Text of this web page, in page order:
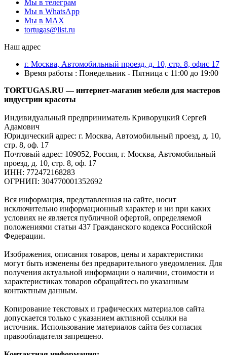
Мы в телеграм
Мы в WhatsApp
Мы в MAX
tortugas@list.ru
Наш адрес
г. Москва, Автомобильный проезд, д. 10, стр. 8, офис 17
Время работы : Понедельник - Пятница с 11:00 до 19:00
TORTUGAS.RU — интернет-магазин мебели для мастеров
индустрии красоты
Индивидуальный предприниматель Криворуцкий Сергей
Адамович
Юридический адрес: г. Москва, Автомобильный проезд, д. 10,
стр. 8, оф. 17
Почтовый адрес: 109052, Россия, г. Москва, Автомобильный
проезд, д. 10, стр. 8, оф. 17
ИНН: 772472168283
ОГРНИП: 304770001352692
Вся информация, представленная на сайте, носит
исключительно информационный характер и ни при каких
условиях не является публичной офертой, определяемой
положениями статьи 437 Гражданского кодекса Российской
Федерации.
Изображения, описания товаров, цены и характеристики
могут быть изменены без предварительного уведомления. Для
получения актуальной информации о наличии, стоимости и
характеристиках товаров обращайтесь по указанным
контактным данным.
Копирование текстовых и графических материалов сайта
допускается только с указанием активной ссылки на
источник. Использование материалов сайта без согласия
правообладателя запрещено.